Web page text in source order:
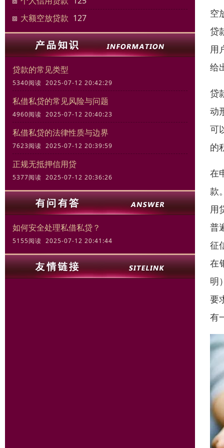
大额空放贷款 127
贷款的常见类型
5340阅读 2025-07-12 20:42:29
私借私贷的常见风险与问题
4960阅读 2025-07-12 20:40:23
私借私贷的法律性质与边界
7623阅读 2025-07-12 20:39:59
正规无抵押信用贷
5377阅读 2025-07-12 20:36:26
如何安全处理私借私贷？
5155阅读 2025-07-12 20:41:44
空
贷
用
给
贷
动
可
的
在
款
用
普
征
在
明
要
有